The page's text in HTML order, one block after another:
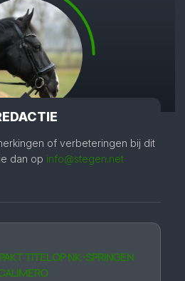
of verbeteringen bij dit
dan op info@stegen.net
TITEL OP NK-SPRINGEN